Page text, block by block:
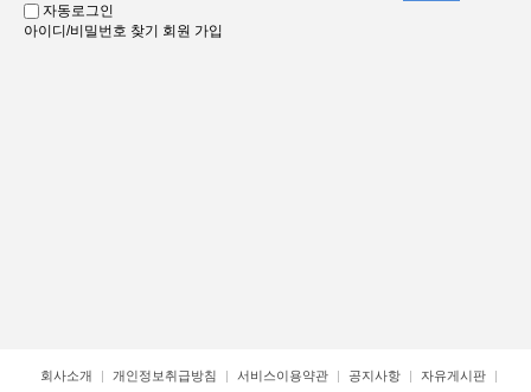
자동로그인
아이디/비밀번호 찾기
회원 가입
회사소개 개인정보취급방침 서비스이용약관 공지사항 자유게시판